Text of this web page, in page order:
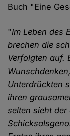
Buch "Eine
"Im Leben des
brechen die
Verfolgten auf.
Unterdrückten
ihren
selten sieht der